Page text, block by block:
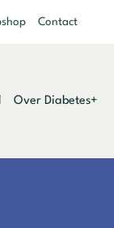
Contact
Over Diabetes+